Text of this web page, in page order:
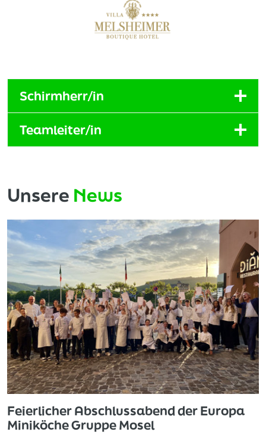
Schirmherr/in
Teamleiter/in
Unsere News
Feierlicher Abschlussabend der Europa
Miniköche Gruppe Mosel